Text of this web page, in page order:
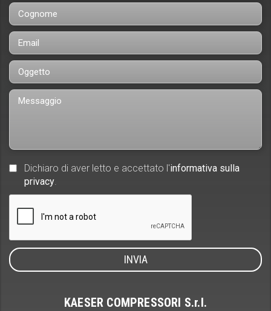
Dichiaro di aver letto e accettato l'informativa sulla
privacy.
KAESER COMPRESSORI S.r.l.